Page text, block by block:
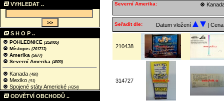
VYHLEDAT ..
S H O P ..
POHLEDNICE (252405)
Místopis (201713)
Amerika (5677)
Severní Amerika (4920)
Kanada (480)
Mexiko (91)
Spojené státy Americké (4354)
ODVĚTVÍ OBCHODŮ ..
Severní Amerika:
Seřadit dle: Datum vložení |
210438
314727